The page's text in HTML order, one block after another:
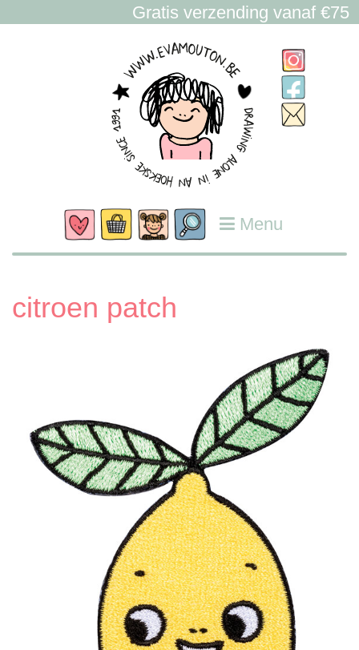
Gratis verzending vanaf €75
Menu
citroen patch